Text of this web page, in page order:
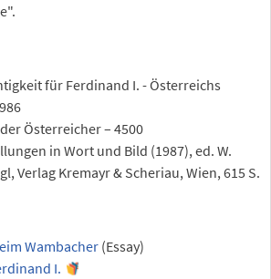
für Ferdinand I. - Österreichs
Österreicher – 4500
in Wort und Bild (1987), ed. W.
Verlag Kremayr & Scheriau, Wien, 615 S.
Wambacher (Essay)
I.